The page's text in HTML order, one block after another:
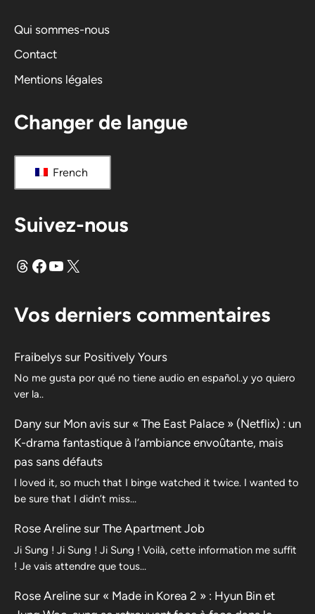
i
e
:
Qui sommes-nous
Contact
Mentions légales
Changer de langue
French
Suivez-nous
FilsFacebook
YouTube
X
Vos derniers commentaires
Fraibelys sur Positively Yours
No me gusta por qué no tiene audio en español..y yo quiero
ver la..
Dany sur Mon avis sur « The East Palace » (Netflix) : un
K-drama fantastique à l’ambiance envoûtante, mais
pas sans défauts
I loved it, so much that I binge watched it twice. I wanted to
be sure that I didn’t miss…
Rose Areline sur The Apartment Job
Ji Sung ! Ji Sung ! Ji Sung ! Voilà, cette information me suffit
! Je vais attendre que tous…
Rose Areline sur « Made in Korea 2 » : Hyun Bin et